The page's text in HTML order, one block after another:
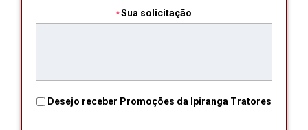
Sua solicitação
Desejo receber Promoções da Ipiranga Tratores